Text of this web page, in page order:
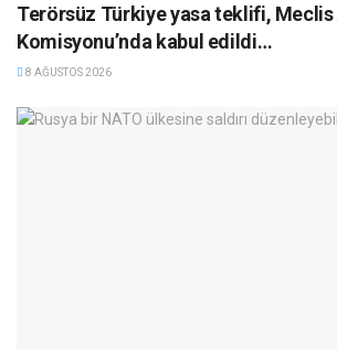
Terörsüz Türkiye yasa teklifi,
Komisyonu’nda kabul edildi…
8 AĞUSTOS 2026